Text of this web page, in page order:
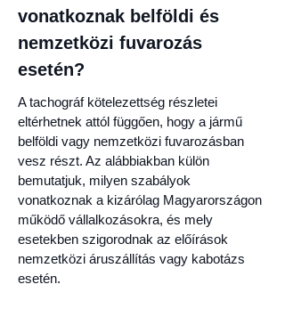
vonatkoznak belföldi és
nemzetközi fuvarozás
esetén?
A tachográf kötelezettség részletei
eltérhetnek attól függően, hogy a jármű
belföldi vagy nemzetközi fuvarozásban
vesz részt. Az alábbiakban külön
bemutatjuk, milyen szabályok
vonatkoznak a kizárólag Magyarországon
működő vállalkozásokra, és mely
esetekben szigorodnak az előírások
nemzetközi áruszállítás vagy kabotázs
esetén.